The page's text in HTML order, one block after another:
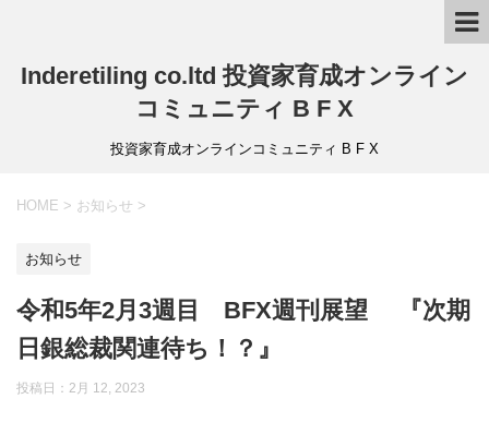
Inderetiling co.ltd 投資家育成オンライン
コミュニティ B F X
投資家育成オンラインコミュニティ B F X
HOME > お知らせ >
お知らせ
令和5年2月3週目 BFX週刊展望 『次期
日銀総裁関連待ち！？』
投稿日：2月 12, 2023